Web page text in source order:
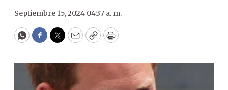
Septiembre 15, 2024 04:37 a. m.
WhatsApp
Facebook
Twitter
EmailCopyPrint